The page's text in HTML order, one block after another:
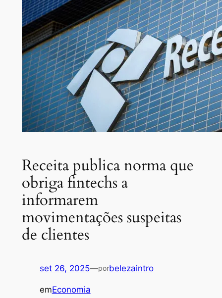
Receita publica norma que
obriga fintechs a
informarem
movimentações suspeitas
de clientes
set 26, 2025—porbelezaintro
emEconomia